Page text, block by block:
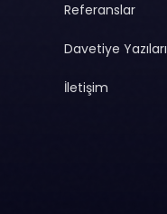
Referanslar
Davetiye Yazıları
İletişim